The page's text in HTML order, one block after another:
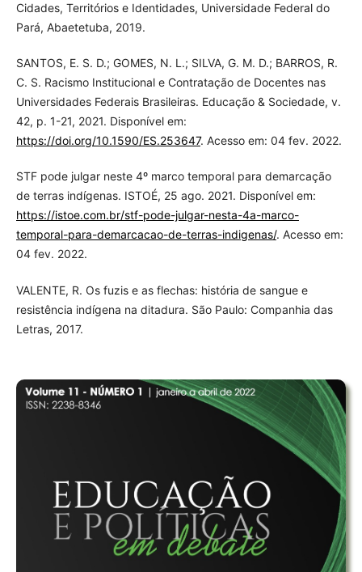
Cidades, Territórios e Identidades, Universidade Federal do
Pará, Abaetetuba, 2019.
SANTOS, E. S. D.; GOMES, N. L.; SILVA, G. M. D.; BARROS, R.
C. S. Racismo Institucional e Contratação de Docentes nas
Universidades Federais Brasileiras. Educação & Sociedade, v.
42, p. 1-21, 2021. Disponível em:
https://doi.org/10.1590/ES.253647. Acesso em: 04 fev. 2022.
STF pode julgar neste 4º marco temporal para demarcação
de terras indígenas. ISTOÉ, 25 ago. 2021. Disponível em:
https://istoe.com.br/stf-pode-julgar-nesta-4a-marco-
temporal-para-demarcacao-de-terras-indigenas/. Acesso em:
04 fev. 2022.
VALENTE, R. Os fuzis e as flechas: história de sangue e
resistência indígena na ditadura. São Paulo: Companhia das
Letras, 2017.